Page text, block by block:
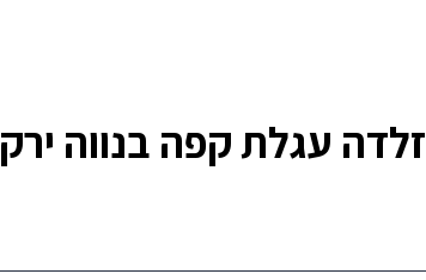
זלדה עגלת קפה בנווה ירק